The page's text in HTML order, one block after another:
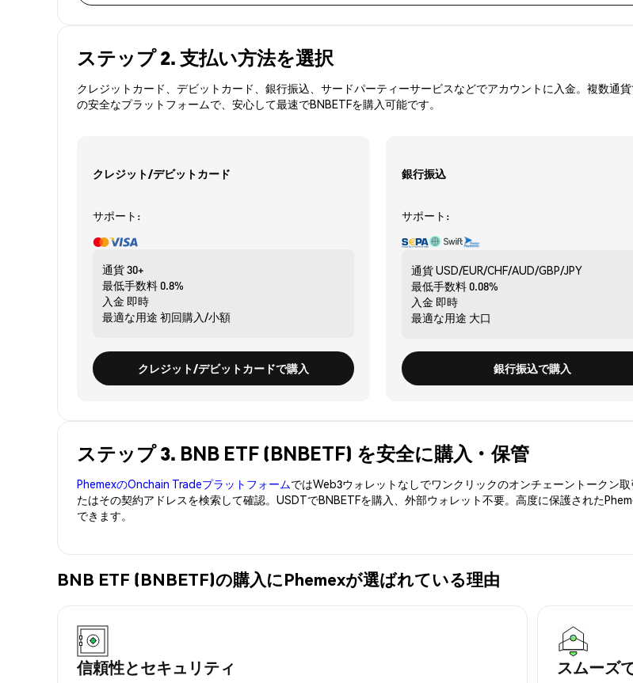
ステップ 2. 支払い方法を選択
クレジットカード、デビットカード、銀行振込、サードパーティーサービスなどでアカウントに入金。複数通
の安全なプラットフォームで、安心して最速でBNBETFを購入可能です。
クレジット/デビットカード
サポート:
通貨30+
最低手数料0.8%
入金 即時
最適な用途 初回購入/小額
クレジット/デビットカードで購入
銀行振込
サポート:
通貨USD/EUR/CHF/AUD/GBP/JPY
最低手数料0.08%
入金 即時
最適な用途 大口
銀行振込で購入
ステップ 3. BNB ETF (BNBETF) を安全に購入・保管
PhemexのOnchain TradeプラットフォームではWeb3ウォレットなしでワンクリックのオンチェーントークン取
たはその契約アドレスを検索して確認。USDTでBNBETFを購入、外部ウォレット不要。高度に保護された
できます。
BNB ETF (BNBETF)の購入にPhemexが選ばれている理由
信頼性とセキュリティ スムーズ